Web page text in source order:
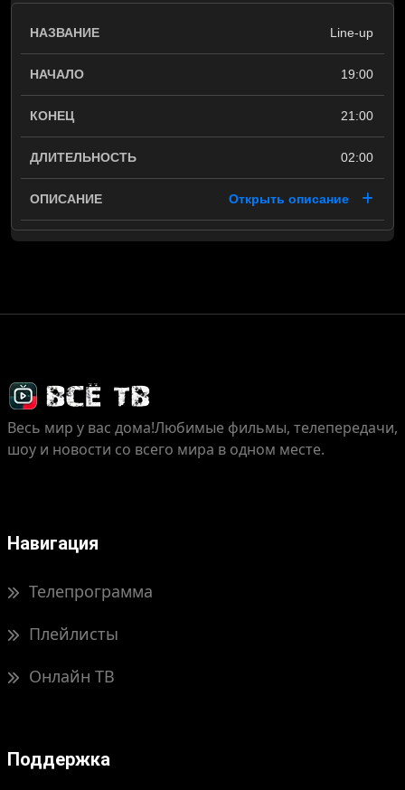
Line-up
19:00
21:00
02:00
Открыть описание
Весь мир у вас дома!Любимые фильмы, телепередачи,
шоу и новости со всего мира в одном месте.
Навигация
Телепрограмма
Плейлисты
Онлайн ТВ
Поддержка